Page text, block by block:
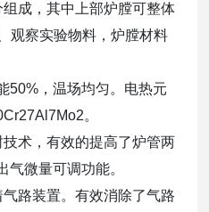
成，其中上部炉膛可整体
观察实验物料，炉膛材料
50%，温场均匀。电热元
。
术，有效的提高了炉管两
气微量可调功能。
路装置。有效消除了气路